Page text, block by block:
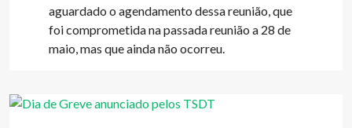
aguardado o agendamento dessa reunião, que
foi comprometida na passada reunião a 28 de
maio, mas que ainda não ocorreu.